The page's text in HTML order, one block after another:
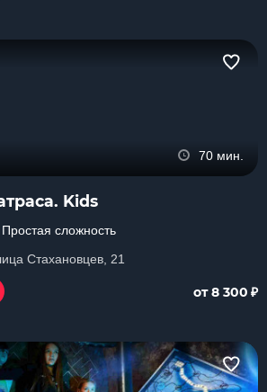
70 мин.
Kids
Простая сложность
Стахановцев, 21
от 8 300 ₽